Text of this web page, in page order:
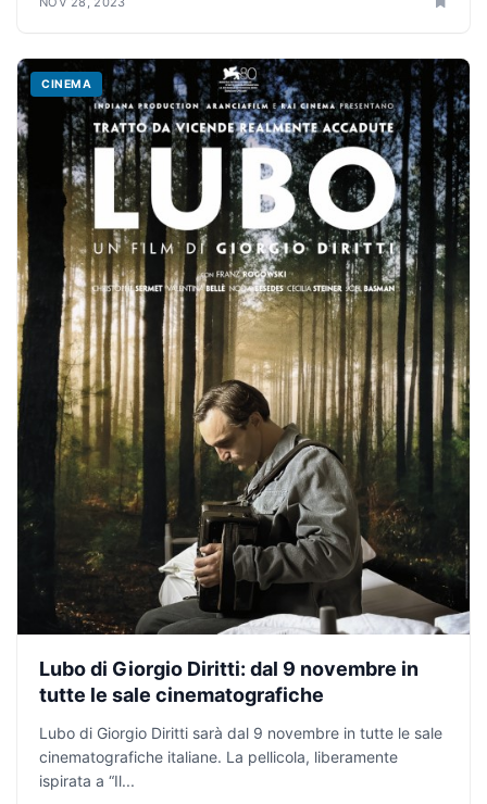
CINEMA
Lubo di Giorgio Diritti: dal 9 novembre in
tutte le sale cinematografiche
Lubo di Giorgio Diritti sarà dal 9 novembre in tutte le sale
cinematografiche italiane. La pellicola, liberamente
ispirata a “Il...